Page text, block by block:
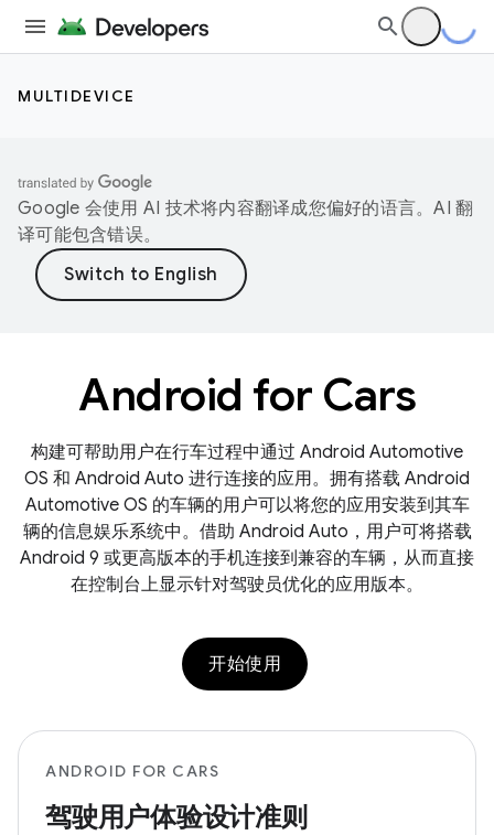
MULTIDEVICE
Google 会使用 AI 技术将内容翻译成您偏好的语言。AI 翻
译可能包含错误。
Android for Cars
构建可帮助用户在行车过程中通过 Android Automotive
OS 和 Android Auto 进行连接的应用。拥有搭载 Android
Automotive OS 的车辆的用户可以将您的应用安装到其车
辆的信息娱乐系统中。借助 Android Auto，用户可将搭载
Android 9 或更高版本的手机连接到兼容的车辆，从而直接
在控制台上显示针对驾驶员优化的应用版本。
开始使用
ANDROID FOR CARS
驾驶用户体验设计准则